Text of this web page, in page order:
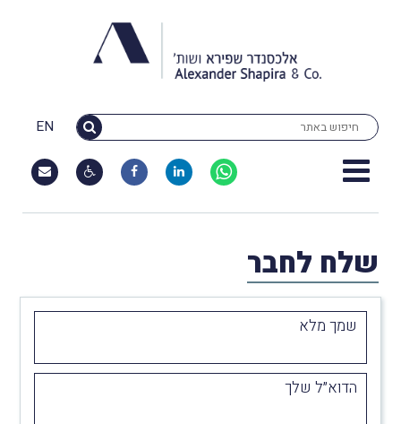
EN
שלח לחבר
שמך מלא
הדוא״ל שלך